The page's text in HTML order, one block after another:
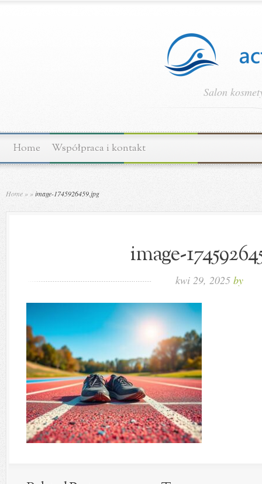
Salon
Home Współpraca i kontakt
Home » »image-1745926459.jpg
image-
kwi 29, 2025 by